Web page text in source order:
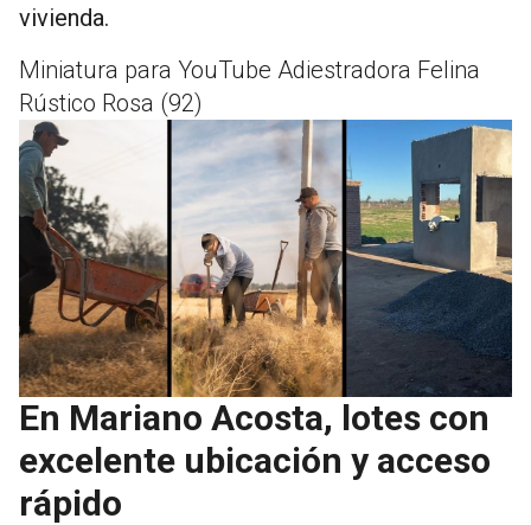
vivienda.
Miniatura para YouTube Adiestradora Felina
Rústico Rosa (92)
En Mariano Acosta, lotes con
excelente ubicación y acceso
rápido